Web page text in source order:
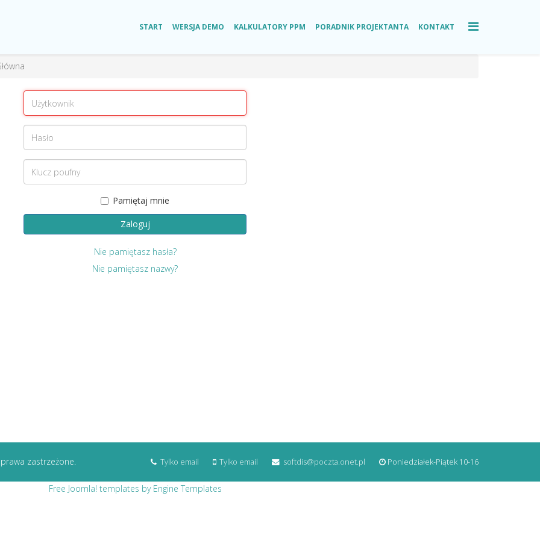
START WERSJA DEMO KALKULATORY PPM PORADNIK PROJEKTANTA KONTAKT
Pamiętaj mnie
Zaloguj
Nie pamiętasz hasła?
Nie pamiętasz nazwy?
Tylko email Tylko email softdis@poczta.onet.pl Poniedziałek-Piątek 10-16
zastrzeżone.
Free Joomla! templates by Engine Templates